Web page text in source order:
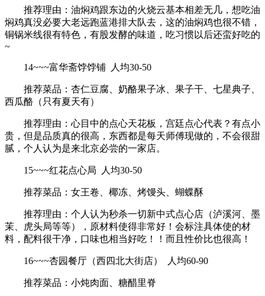
推荐理由：油焖鸡跟东边的火烧云基本相差无几，想吃油
焖鸡真没必要大老远跑蓝港排大队去，这的油焖鸡也很不错，
铜锅米线很有特色，有股发酵的味道，吃习惯以后还蛮好吃的
~
14~~~富华斋饽饽铺 人均30-50
推荐菜品：杏仁豆腐、奶酪果子冰、果子干、七星典子、
西瓜酪（只有夏天有）
推荐理由：心目中的点心天花板，宫廷点心代表？有点小
贵，但是品质真的很高，东西都是每天师傅现做的，不会很甜
腻，个人认为是来北京必尝的一家店。
15~~~红花点心局 人均30-50
推荐菜品：女王卷、椰冻、烤馒头、蝴蝶酥
推荐理由：个人认为秒杀一切新中式点心店（泸溪河、墨
茉、虎头局等等），原材料使得非常好！会标注具体使的材
料，配料很干净，口味也相当好吃！！而且性价比也很高！
16~~~杏园餐厅（西四北大街店） 人均60-90
推荐菜品：小炖肉面、糖醋里脊